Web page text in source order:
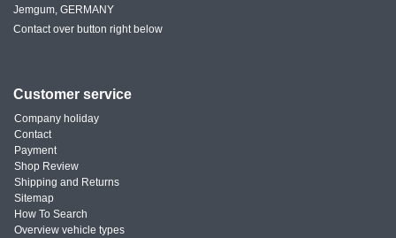
Jemgum, GERMANY
Contact over button right below
Customer service
Company holiday
Contact
Payment
Shop Review
Shipping and Returns
Sitemap
How To Search
Overview vehicle types